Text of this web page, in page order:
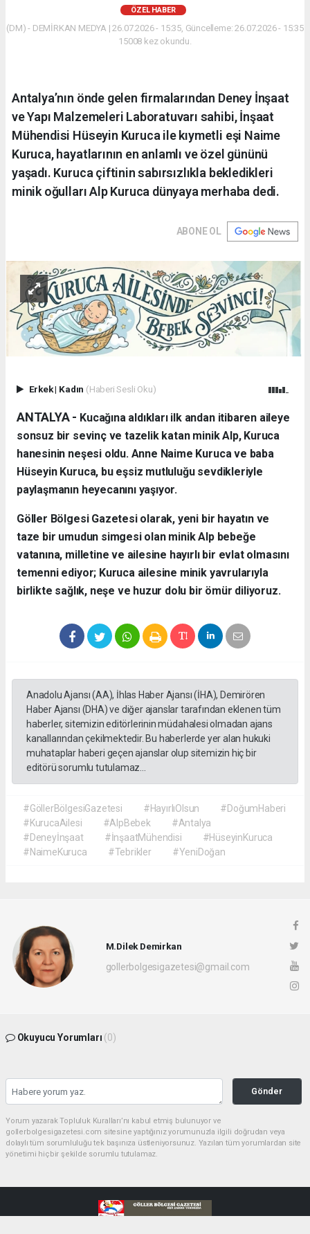
ÖZEL HABER
(DM) - DEMİRKAN MEDYA | 26.07.2026 - 15:35, Güncelleme: 26.07.2026 - 15:35
15008 kez okundu.
Antalya’nın önde gelen firmalarından Deney İnşaat
ve Yapı Malzemeleri Laboratuvarı sahibi, İnşaat
Mühendisi Hüseyin Kuruca ile kıymetli eşi Naime
Kuruca, hayatlarının en anlamlı ve özel gününü
yaşadı. Kuruca çiftinin sabırsızlıkla bekledikleri
minik oğulları Alp Kuruca dünyaya merhaba dedi.
ABONE OL
Erkek| Kadın (Haberi Sesli Oku)
ANTALYA - ​ Kucağına aldıkları ilk andan itibaren aileye
sonsuz bir sevinç ve tazelik katan minik Alp, Kuruca
hanesinin neşesi oldu. Anne Naime Kuruca ve baba
Hüseyin Kuruca, bu eşsiz mutluluğu sevdikleriyle
paylaşmanın heyecanını yaşıyor.
​Göller Bölgesi Gazetesi olarak, yeni bir hayatın ve
taze bir umudun simgesi olan minik Alp bebeğe
vatanına, milletine ve ailesine hayırlı bir evlat olmasını
temenni ediyor; Kuruca ailesine minik yavrularıyla
birlikte sağlık, neşe ve huzur dolu bir ömür diliyoruz.
Anadolu Ajansı (AA), İhlas Haber Ajansı (İHA), Demirören
Haber Ajansı (DHA) ve diğer ajanslar tarafından eklenen tüm
haberler, sitemizin editörlerinin müdahalesi olmadan ajans
kanallarından çekilmektedir. Bu haberlerde yer alan hukuki
muhataplar haberi geçen ajanslar olup sitemizin hiç bir
editörü sorumlu tutulamaz...
#GöllerBölgesiGazetesi #HayırlıOlsun
#DoğumHaberi
#KurucaAilesi
#AlpBebek
#Antalya
#Deneyİnşaat
#İnşaatMühendisi
#HüseyinKuruca
#NaimeKuruca
#Tebrikler #YeniDoğan
M.Dilek Demirkan
gollerbolgesigazetesi@gmail.com
Okuyucu Yorumları (0)
Gönder
Yorum yazarak Topluluk Kuralları’nı kabul etmiş bulunuyor ve
gollerbolgesigazetesi.com sitesine yaptığınız yorumunuzla ilgili doğrudan veya
dolaylı tüm sorumluluğu tek başınıza üstleniyorsunuz. Yazılan tüm yorumlardan site
yönetimi hiçbir şekilde sorumlu tutulamaz.